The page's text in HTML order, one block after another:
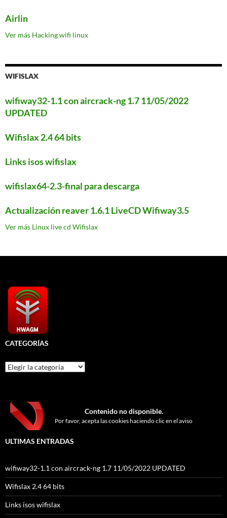
Airlin
Ver más Hacking wifi linux
WIFISLAX
wifiway32-1.1 con aircrack-ng 1.7 11/05/2022
UPDATED
Wifislax 2.4 64 bits
Links isos wifislax
wifislax64-2.3-final para descarga
Actualización reaver 1.6.1 LiveCD Wifiway3.5
Ver más Linux live cd Wifislax
CATEGORÍAS
Categorías
Contenido no disponible.
Por favor, acepta las cookies haciendo clic en el aviso
ULTIMAS ENTRADAS
wifiway32-1.1 con aircrack-ng 1.7 11/05/2022 UPDATED
Wifislax 2.4 64 bits
Links isos wifislax